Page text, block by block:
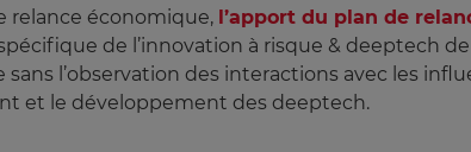
relance économique, l’apport du plan de
de l’innovation à risque & deeptech
l’observation des interactions avec les
et le développement des deeptech.